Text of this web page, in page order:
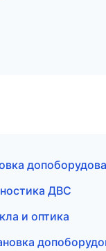
ДВС
и оптика